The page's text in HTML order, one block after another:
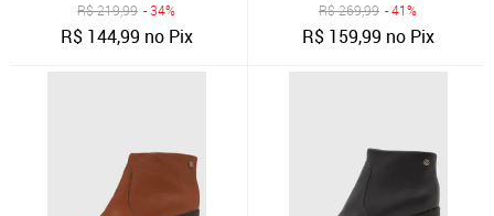
R$219,99 - 34%
R$ 144,99 no Pix
R$269,99 - 41%
R$ 159,99 no Pix